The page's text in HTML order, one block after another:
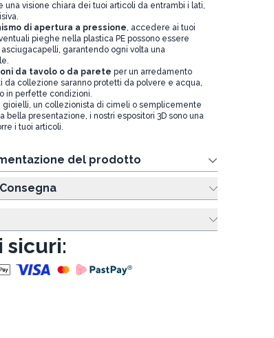
una visione chiara dei tuoi articoli da entrambi i lati,
di apertura a pressione, accedere ai tuoi
pieghe nella plastica PE possono essere
garantendo ogni volta una
da tavolo o da parete per un arredamento
da collezione saranno protetti da polvere e acqua,
in perfette condizioni.
gioielli, un collezionista di cimeli o semplicemente
bella presentazione, i nostri espositori 3D sono una
i tuoi articoli.
del prodotto
sicuri: